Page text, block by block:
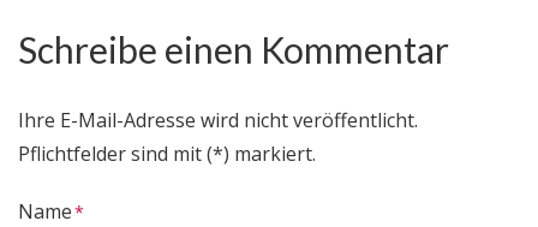
Schreibe einen Kommentar
Ihre E-Mail-Adresse wird nicht veröffentlicht.
Pflichtfelder sind mit (*) markiert.
Name